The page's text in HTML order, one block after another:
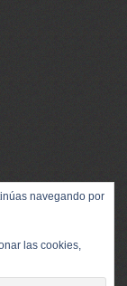
navegando por
las cookies,